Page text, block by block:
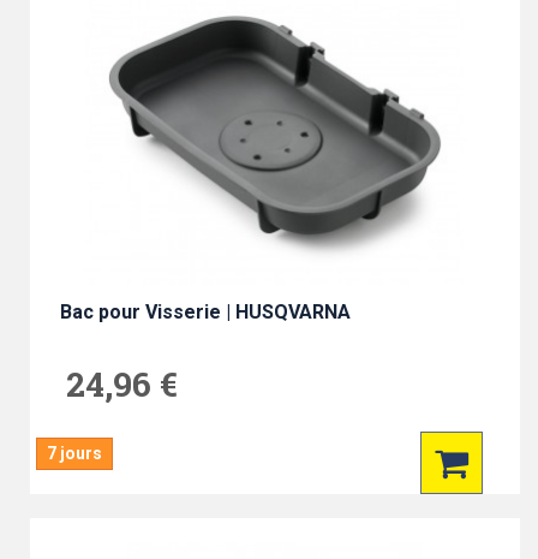
Bac pour Visserie | HUSQVARNA
24,96 €
7 jours